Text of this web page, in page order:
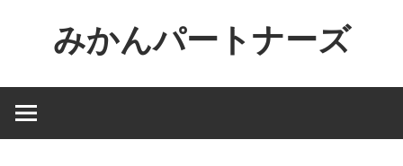
ン
へ
みかんパートナーズ
ー
ジ